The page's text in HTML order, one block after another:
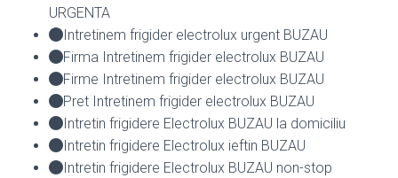
URGENTA
Intretinem frigider electrolux urgent BUZAU
Firma Intretinem frigider electrolux BUZAU
Firme Intretinem frigider electrolux BUZAU
Pret Intretinem frigider electrolux BUZAU
Intretin frigidere Electrolux BUZAU la domiciliu
Intretin frigidere Electrolux ieftin BUZAU
Intretin frigidere Electrolux BUZAU non-stop